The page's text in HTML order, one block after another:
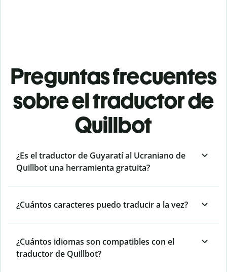
Preguntas frecuentes
sobre el traductor de
Quillbot
¿Es el traductor de Guyaratí al Ucraniano de
Quillbot una herramienta gratuita?
¿Cuántos caracteres puedo traducir a la vez?
¿Cuántos idiomas son compatibles con el
traductor de Quillbot?